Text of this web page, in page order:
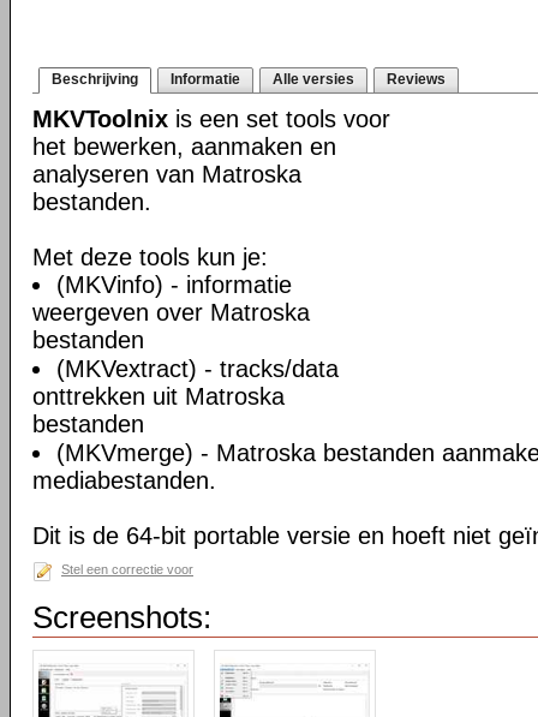
Beschrijving Informatie Alle versies Reviews
MKVToolnix is een set tools voor
het bewerken, aanmaken en
analyseren van Matroska
bestanden.
Met deze tools kun je:
(MKVinfo) - informatie
weergeven over Matroska
bestanden
(MKVextract) - tracks/data
onttrekken uit Matroska
bestanden
(MKVmerge) - Matroska bestanden
mediabestanden.
Dit is de 64-bit portable versie en hoeft niet
Stel een correctie voor
Screenshots: